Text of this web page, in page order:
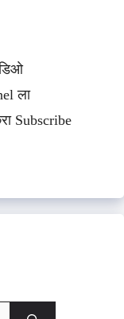
ला
Subscribe